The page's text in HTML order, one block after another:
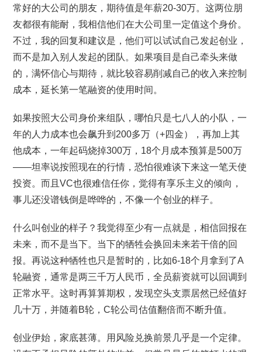
常好的大公司的朋友，期待值是年薪20-30万。这两位朋
友都很有能耐，我相信他们在大公司里一定值这个身价。
不过，我的回复和建议是，他们可以试试自己发起创业，
而不是加入别人发起的团队。如果项目是自己牵头来做
的，满怀信心与期待，就比较容易削减自己的收入来控制
成本，延长第一笔融资的使用时间。
如果按照大公司身价来组队，哪怕只是七八人的小队，一
年的人力成本也会飙升到200多万（+四金），再加上其
他成本，一年起码烧掉300万，18个月成本预算是500万
——坦率说按照现在的行情，恐怕很难谈下来这一笔天使
投资。而且VC也很难信任你，觉得有享乐主义的倾向，
事儿还没谱钱倒是哗哗的，不像一个创业的样子。
什么叫创业的样子？我觉得至少有一点就是，相信回报在
未来，而不是当下。当下的牺牲会换回未来若干倍的回
报。再说这种牺牲也只是暂时的，比如6-18个月拿到了A
轮融资，通常是两三千万人民币，全员薪资就可以回调到
正常水平。这时再算算期权，发现空头支票居然已经值好
几十万，并随着B轮，C轮公司估值翻倍而不断升值。
创业伊始，家底甚薄。用风险兑换前景几乎是一个定律。